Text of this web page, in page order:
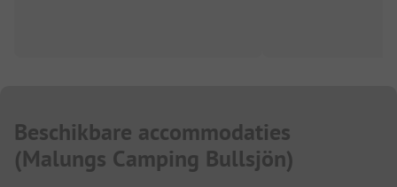
Beschikbare accommodaties
(Malungs Camping Bullsjön)